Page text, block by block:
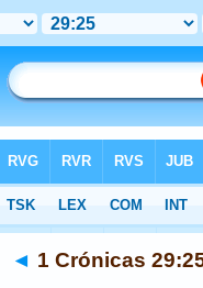
Verso 25
◄ 1 Crónicas